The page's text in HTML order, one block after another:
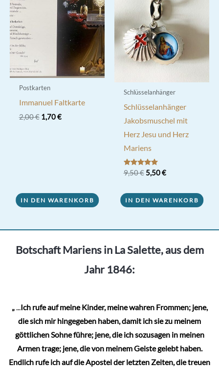
Postkarten
Immanuel Faltkarte
2,00€ Ursprünglicher
1,70€Aktueller
IN DEN WARENKORB
Schlüsselanhänger
Schlüsselanhänger
Jakobsmuschel mit
Herz Jesu und Herz
Mariens
Bewertet mit
5.00
9,50€ Ursprünglicher
9,50 €
5,50€Aktueller
5,50 €.
IN DEN WARENKORB
Botschaft Mariens in La Salette, aus dem
Jahr 1846:
„...Ich rufe auf meine Kinder, meine wahren Frommen; jene,
die sich mir hingegeben haben, damit ich sie zu meinem
göttlichen Sohne führe; jene, die ich sozusagen in meinen
Armen trage; jene, die von meinem Geiste gelebt haben.
Endlich rufe ich auf die Apostel der letzten Zeiten, die treuen